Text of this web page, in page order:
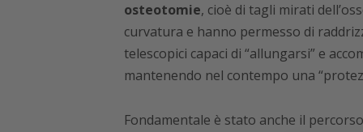
osteotomie, cioè di tagli mirati
curvatura e hanno permesso di
telescopici capaci di “allungarsi” e
mantenendo nel contempo una
Fondamentale è stato anche il